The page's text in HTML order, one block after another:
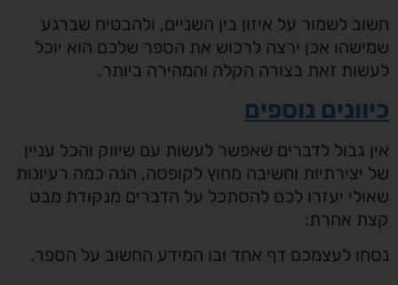
חשוב לשמור על איזון בין השניים, ולהבטיח שברגע
שמישהו אכן ירצה לרכוש את הספר שלכם הוא יוכל
לעשות זאת בצורה הקלה והמהירה ביותר.
כיוונים נוספים
אין גבול לדברים שאפשר לעשות עם שיווק והכל עניין
של יצירתיות וחשיבה מחוץ לקופסה, הנה כמה רעיונות
שאולי יעזרו לכם להסתכל על הדברים מנקודת מבט
קצת אחרת:
נסחו לעצמכם דף אחד ובו המידע החשוב על הספר.